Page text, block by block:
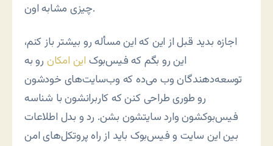
چیزی مشابه اون.
اجازه بدید قبل از این که این مسأله رو بیشتر باز کنم،
این رو بگم که فیس‌بوک این امکان رو به
توسعه‌دهندگان وب می‌ده که وب‌سایت‌های خودشون
رو طوری طراحی کنن که کاربرانشون با شناسه
فیس‌بوکشون وارد سایتشون بشن. رد و بدل اطلاعات
بین این سایت و فیس‌بوک باید از راه پروتکل‌های امن